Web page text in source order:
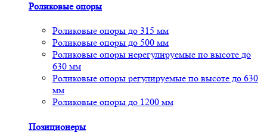
Роликовые опоры
Роликовые опоры до 315 мм
Роликовые опоры до 500 мм
Роликовые опоры нерегулируемые по высоте до
630 мм
Роликовые опоры регулируемые по высоте до 630
мм
Роликовые опоры до 1200 мм
Позиционеры